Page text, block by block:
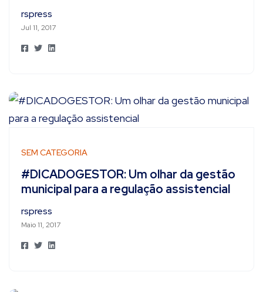
rspress
Jul 11, 2017
SEM CATEGORIA
#DICADOGESTOR: Um olhar da gestão
municipal para a regulação assistencial
rspress
Maio 11, 2017